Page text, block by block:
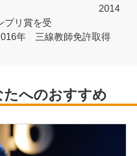
受賞 2014
リ賞を受
師免許取得